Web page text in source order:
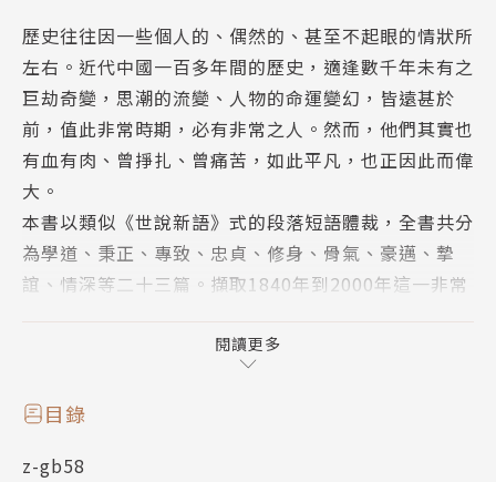
歷史往往因一些個人的、偶然的、甚至不起眼的情狀所
左右。近代中國一百多年間的歷史，適逢數千年未有之
巨劫奇變，思潮的流變、人物的命運變幻，皆遠甚於
前，值此非常時期，必有非常之人。然而，他們其實也
有血有肉、曾掙扎、曾痛苦，如此平凡，也正因此而偉
大。
本書以類似《世說新語》式的段落短語體裁，全書共分
為學道、秉正、專致、忠貞、修身、骨氣、豪邁、摯
誼、情深等二十三篇。擷取1840年到2000年這一非常
思想碎片，透過細節顯現出人性真實的一面，以故紙堆
裡的邊角料還原出歷史的原貌，從細枝末節裡將真實還
原於歷史。
閱讀更多
目錄
z-gb58